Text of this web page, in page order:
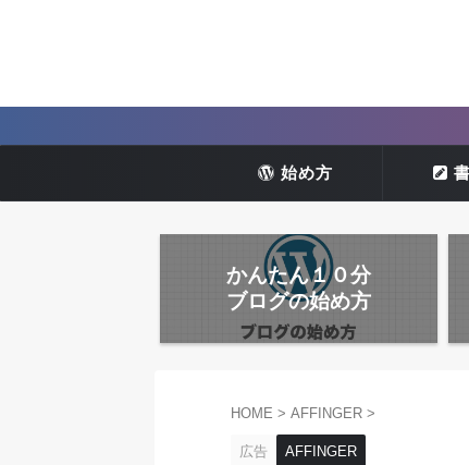
始め方
かんたん１０分
ブログの始め方
HOME > AFFINGER >
広告 AFFINGER